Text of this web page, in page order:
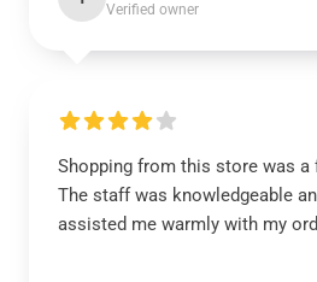
Verified owner
Shopping from this store was a
The staff was knowledgeable
assisted me warmly with my